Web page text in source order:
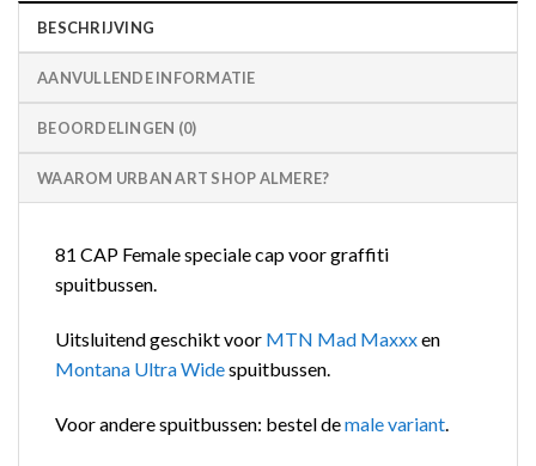
BESCHRIJVING
AANVULLENDE INFORMATIE
BEOORDELINGEN (0)
WAAROM URBAN ART SHOP ALMERE?
81 CAP Female speciale cap voor graffiti
spuitbussen.
Uitsluitend geschikt voor MTN Mad Maxxxen
Montana Ultra Widespuitbussen.
Voor andere spuitbussen: bestel demale variant